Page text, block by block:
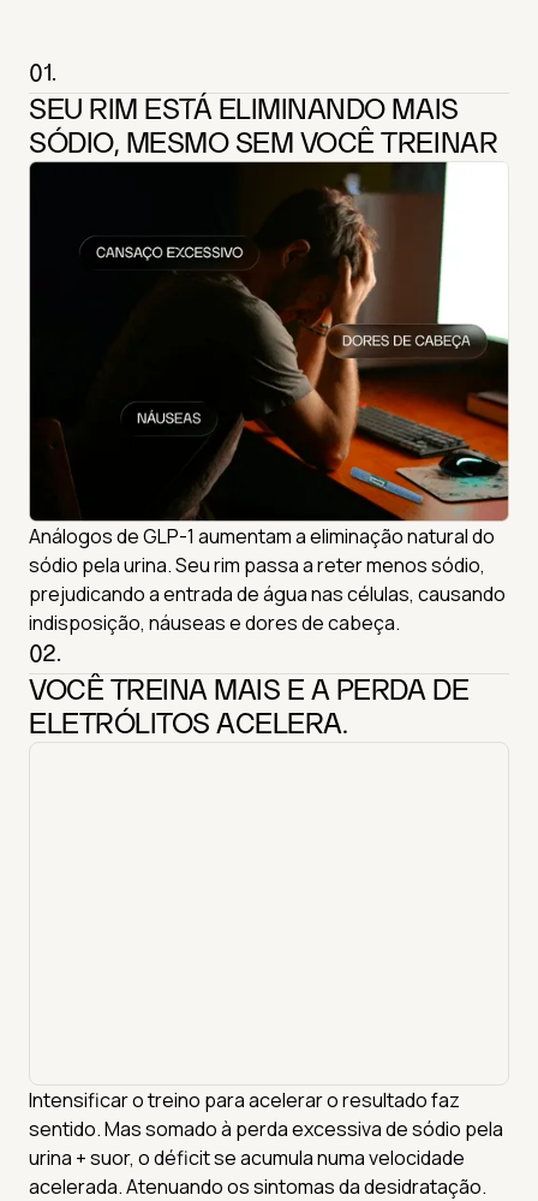
01.
SEU RIM ESTÁ ELIMINANDO MAIS
SÓDIO, MESMO SEM VOCÊ TREINAR
Análogos de GLP-1 aumentam a eliminação natural do
sódio pela urina. Seu rim passa a reter menos sódio,
prejudicando a entrada de água nas células, causando
indisposição, náuseas e dores de cabeça.
02.
VOCÊ TREINA MAIS E A PERDA DE
ELETRÓLITOS ACELERA.
Intensificar o treino para acelerar o resultado faz
sentido. Mas somado à perda excessiva de sódio pela
urina + suor, o déficit se acumula numa velocidade
acelerada. Atenuando os sintomas da desidratação.